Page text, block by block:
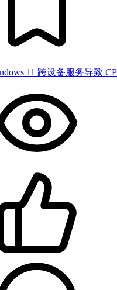
11 跨设备服务导致